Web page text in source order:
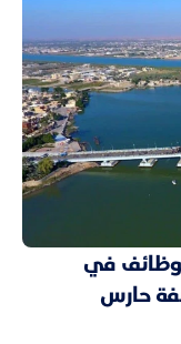
في